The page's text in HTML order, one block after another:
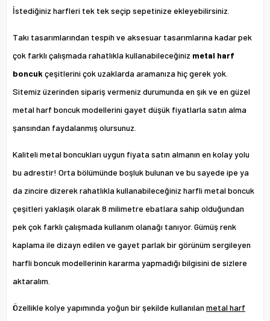
İstediğiniz harfleri tek tek seçip sepetinize ekleyebilirsiniz.
Takı tasarımlarından tespih ve aksesuar tasarımlarına kadar pek
çok farklı çalışmada rahatlıkla kullanabileceğiniz metal harf
boncuk çeşitlerini çok uzaklarda aramanıza hiç gerek yok.
Sitemiz üzerinden sipariş vermeniz durumunda en şık ve en güzel
metal harf boncuk modellerini gayet düşük fiyatlarla satın alma
şansından faydalanmış olursunuz.
Kaliteli metal boncukları uygun fiyata satın almanın en kolay yolu
bu adrestir! Orta bölümünde boşluk bulunan ve bu sayede ipe ya
da zincire dizerek rahatlıkla kullanabileceğiniz harfli metal boncuk
çeşitleri yaklaşık olarak 8 milimetre ebatlara sahip olduğundan
pek çok farklı çalışmada kullanım olanağı tanıyor. Gümüş renk
kaplama ile dizayn edilen ve gayet parlak bir görünüm sergileyen
harfli boncuk modellerinin kararma yapmadığı bilgisini de sizlere
aktaralım.
Özellikle kolye yapımında yoğun bir şekilde kullanılan metal harf